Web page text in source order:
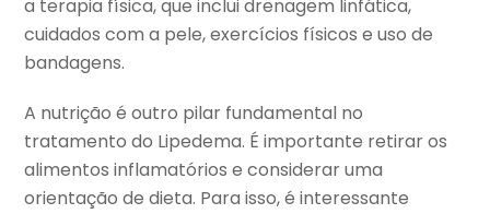
a terapia física, que inclui drenagem linfática,
cuidados com a pele, exercícios físicos e uso de
bandagens.
A nutrição é outro pilar fundamental no
tratamento do Lipedema. É importante retirar os
alimentos inflamatórios e considerar uma
orientação de dieta. Para isso, é interessante